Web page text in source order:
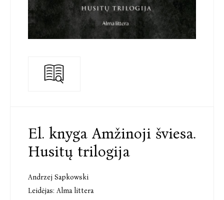
El. knyga Amžinoji šviesa.
Husitų trilogija
Andrzej Sapkowski
Leidėjas: Alma littera